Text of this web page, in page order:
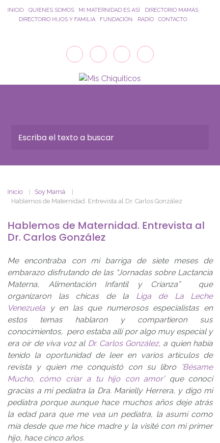
Saltar al contenido principal
INICIO QUIENES SOMOS MI MATERNIDAD ES ASÍ
DIRECTORIO MAMÁS
DIRECTORIO HIJOS Y FAMILIA
FUNDACIÓN RADIO CONTACTO
Inicio
Soy Mamá
Hablemos de Maternidad. Entrevista al Dr. Carlos González
Hablemos de Maternidad. Entrevista al
Dr. Carlos González
Me encontraba con mi barriga de siete meses de
embarazo disfrutando de las “Jornadas sobre Lactancia
Materna, Alimentación Infantil y Crianza” que
organizaron las chicas de la Liga de La Leche
Venezuela y en las que numerosos especialistas en
estos temas hablaron y compartieron sus
conocimientos, pero estaba allí por algo muy especial y
era oír de viva voz al Dr. Carlos González, a quien había
tenido la oportunidad de leer en varios artículos de
revista y quien me conquistó con su libro ‘ Bésame
Mucho, cómo criar a tu hijo con amor’ que conocí
gracias a mi pediatra la Dra. Marielly Herrera, y digo mi
pediatra porque aunque hace muchos años deje atrás
la edad para que me vea un pediatra, la asumí como
mía desde que me hice madre y la visité con mi primer
hijo, hace cinco años.